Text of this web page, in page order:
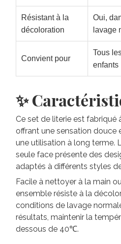
Résistant à la
décoloration
Oui,
lavage
Convient pour
Tous
enfants
✨
Ce set de literie est fabriqué
offrant une sensation douce
une utilisation à long terme.
seule face présente des
adaptés à différents styles
Facile à nettoyer à la main
ensemble résiste à la
conditions de lavage
résultats, maintenir la
dessous de 40℃.